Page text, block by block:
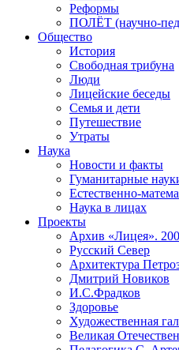
Реформы
ПОЛЁТ (научно-
Общество
История
Свободная трибуна
Люди
Лицейские беседы
Семья и дети
Путешествие
Утраты
Наука
Новости и факты
Гуманитарные
Естественно-
Наука в лицах
Проекты
Архив «Лицея».
Русский Север
Архитектура
Дмитрий Новиков
И.С.Фрадков
Здоровье
Художественная
Великая